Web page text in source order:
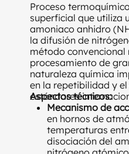
Proceso
superficial que utiliza
amoniaco anhidro
la difusión de
método
procesamiento de
naturaleza química
en la repetibilidad y
estándares
Aspectos técnicos:
Mecanismo de
en hornos de
temperaturas
disociación del